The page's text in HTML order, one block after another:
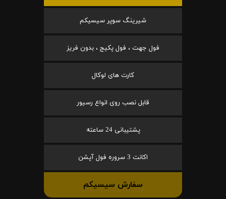
شیرینگ سوپر سیسیکم
فول جهت ، فول پکیج ، بدون فریز
کارت های لوکال
قابل نصب روی انواع رسیور
پشتیبانی 24 ساعته
اکانت 3 سروره فول آپشن
سفارش سیسیکم